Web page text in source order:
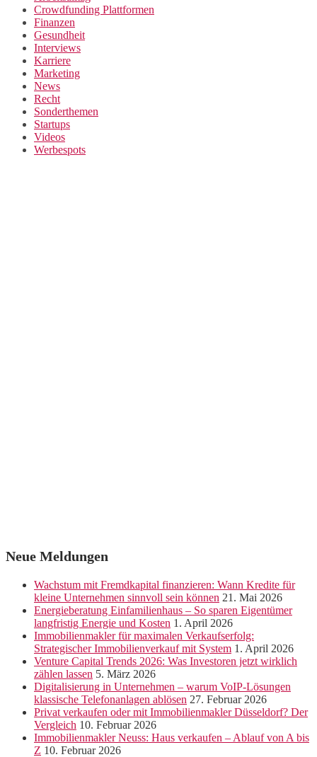
Crowdfunding Plattformen
Finanzen
Gesundheit
Interviews
Karriere
Marketing
News
Recht
Sonderthemen
Startups
Videos
Werbespots
Neue Meldungen
Wachstum mit Fremdkapital finanzieren: Wann Kredite für
kleine Unternehmen sinnvoll sein können 21. Mai 2026
Energieberatung Einfamilienhaus – So sparen Eigentümer
langfristig Energie und Kosten 1. April 2026
Immobilienmakler für maximalen Verkaufserfolg:
Strategischer Immobilienverkauf mit System 1. April 2026
Venture Capital Trends 2026: Was Investoren jetzt wirklich
zählen lassen 5. März 2026
Digitalisierung in Unternehmen – warum VoIP-Lösungen
klassische Telefonanlagen ablösen 27. Februar 2026
Privat verkaufen oder mit Immobilienmakler Düsseldorf? Der
Vergleich 10. Februar 2026
Immobilienmakler Neuss: Haus verkaufen – Ablauf von A bis
Z 10. Februar 2026